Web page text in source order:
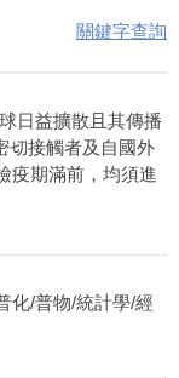
關鍵字查詢
日益擴散且其傳播
切接觸者及自國外
疫期滿前，均須進
化/普物/統計學/經